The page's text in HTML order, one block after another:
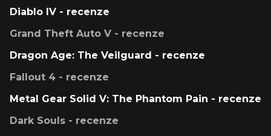
Diablo IV - recenze
Grand Theft Auto V - recenze
Dragon Age: The Veilguard - recenze
Fallout 4 - recenze
Metal Gear Solid V: The Phantom Pain - recenze
Dark Souls - recenze